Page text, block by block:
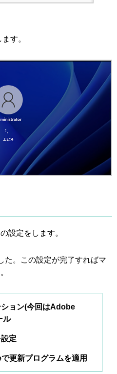
す。
設定をします。
た。この設定が完了すればマ
ョン(今回はAdobe
ル
定
更新プログラムを適用